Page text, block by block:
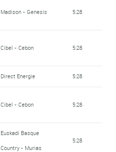
Madison - Genesis 5:28
Cibel - Cebon 5:28
Direct Energie 5:28
Cibel - Cebon 5:28
Euskadi Basque
Country - Murias
5:28